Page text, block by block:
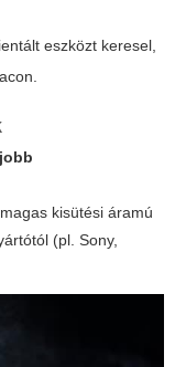
eszközt keresel,
kisütési áramú
(pl. Sony,